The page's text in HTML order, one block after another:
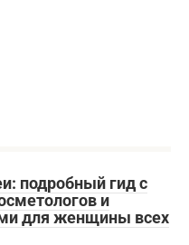
подробный гид с
и
для женщины всех